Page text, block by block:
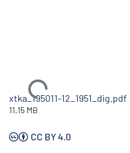
Ladataan...
xtka_195011-12_1951_dig.pdf
11.15 MB
CC BY 4.0